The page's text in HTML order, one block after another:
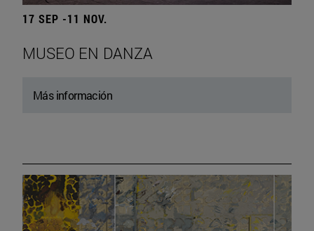
17 SEP -11 NOV.
MUSEO EN DANZA
Más información